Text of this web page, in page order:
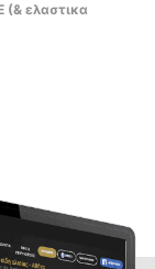
(& ελαστικα